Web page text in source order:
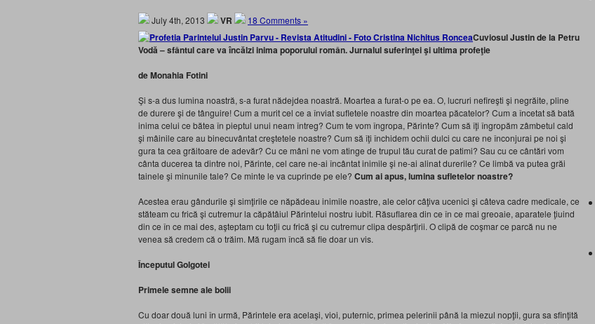
July 4th, 2013 VR 18 Comments »
Cuviosul Justin de la Petru
Vodă – sfântul care va încălzi inima poporului român. Jurnalul suferinţei şi ultima profeţie
de Monahia Fotini
Şi s-a dus lumina noastră, s-a furat nădejdea noastră. Moartea a furat-o pe ea. O, lucruri nefireşti şi negrăite, pline
de durere şi de tânguire! Cum a murit cel ce a înviat sufletele noastre din moartea păcatelor? Cum a încetat să bată
inima celui ce bătea în pieptul unui neam întreg? Cum te vom îngropa, Părinte? Cum să îţi îngropăm zâmbetul cald
şi mâinile care au binecuvântat creştetele noastre? Cum să îţi închidem ochii dulci cu care ne înconjurai pe noi şi
gura ta cea grăitoare de adevăr? Cu ce mâni ne vom atinge de trupul tău curat de patimi? Sau cu ce cântări vom
cânta ducerea ta dintre noi, Părinte, cel care ne-ai încântat inimile şi ne-ai alinat durerile? Ce limbă va putea grăi
tainele şi minunile tale? Ce minte le va cuprinde pe ele? Cum ai apus, lumina sufletelor noastre?
Acestea erau gândurile şi simţirile ce năpădeau inimile noastre, ale celor câţiva ucenici şi câteva cadre medicale, ce
stăteam cu frică şi cutremur la căpătâiul Părintelui nostru iubit. Răsuflarea din ce în ce mai greoaie, aparatele ţiuind
din ce în ce mai des, aşteptam cu toţii cu frică şi cu cutremur clipa despărţirii. O clipă de coşmar ce parcă nu ne
venea să credem că o trăim. Mă rugam încă să fie doar un vis.
Începutul Golgotei
Primele semne ale bolii
Cu doar două luni în urmă, Părintele era acelaşi, vioi, puternic, primea pelerinii până la miezul nopţii, gura sa sfinţită